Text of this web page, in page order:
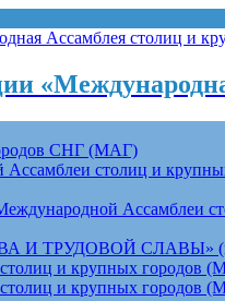
СНГ (МАГ)
столиц и
Ассамблеи
И ТРУДОВОЙ СЛАВЫ»
и крупных городов
и крупных городов